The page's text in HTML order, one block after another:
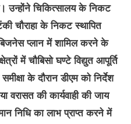
उन्होंने चिकित्सालय के निकट
चौराहा के निकट स्थापित
प्लान में शामिल करने के
में चौबिसो घण्टे विद्युत आपूर्ति
के दौरान डीएम को निर्देश
वरासत की कार्यवाही की जाय
निधि का लाभ प्राप्त करने में